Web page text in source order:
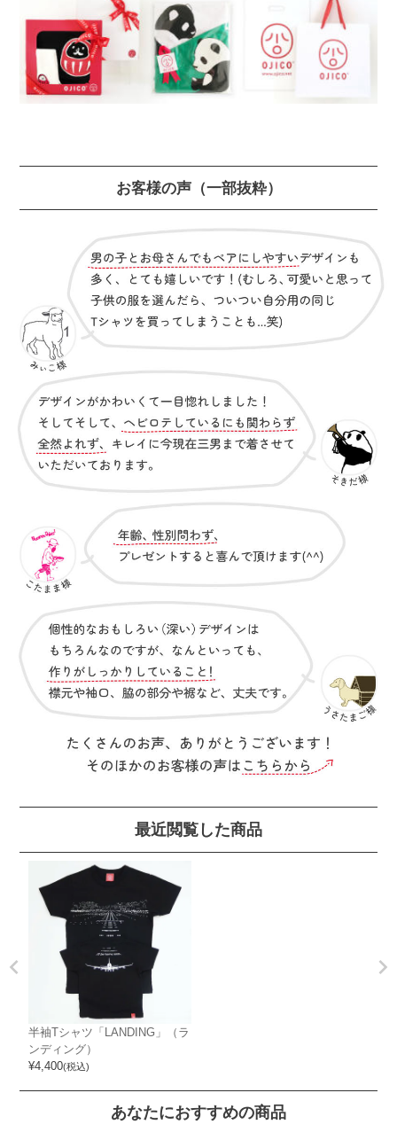
お客様の声（一部抜粋）
最近閲覧した商品
半袖Tシャツ「LANDING」（ラ
ンディング）
¥4,400(税込)
あなたにおすすめの商品